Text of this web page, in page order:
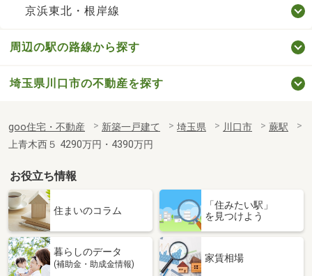
京浜東北・根岸線
周辺の駅の路線から探す
埼玉県川口市の不動産を探す
goo住宅・不動産 新築一戸建て 埼玉県 川口市
蕨駅
上青木西５ 4290万円・4390万円
お役立ち情報
住まいのコラム
「住みたい駅」
を見つけよう
暮らしのデータ
(補助金・助成金情報)
家賃相場